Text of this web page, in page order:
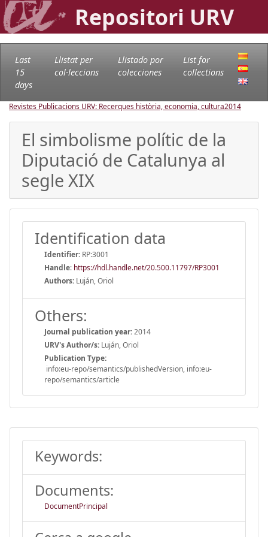
Repositori URV
Last
15
days
Llistat per
col·leccions
Llistado por
colecciones
List for
collections
Revistes Publicacions URV: Recerques història, economia, cultura2014
El simbolisme polític de la
Diputació de Catalunya al
segle XIX
Identification data
Identifier: RP:3001
Handle: https://hdl.handle.net/20.500.11797/RP3001
Authors: Luján, Oriol
Others:
Journal publication year:2014
URV's Author/s: Luján, Oriol
Publication Type:
info:eu-repo/semantics/publishedVersion, info:eu-
repo/semantics/article
Keywords:
Documents:
DocumentPrincipal